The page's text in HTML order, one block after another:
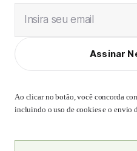
Insira seu email
Assinar
Ao clicar no botão, você concorda
incluindo o uso de cookies e o envio